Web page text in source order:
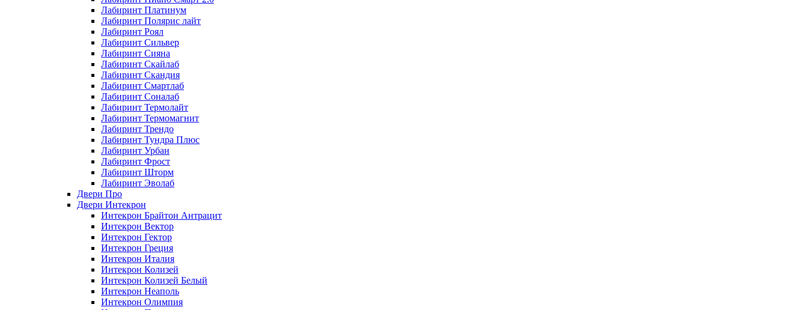
Лабиринт Платинум
Лабиринт Полярис лайт
Лабиринт Роял
Лабиринт Сильвер
Лабиринт Сияна
Лабиринт Скайлаб
Лабиринт Скандия
Лабиринт Смартлаб
Лабиринт Соналаб
Лабиринт Термолайт
Лабиринт Термомагнит
Лабиринт Трендо
Лабиринт Тундра Плюс
Лабиринт Урбан
Лабиринт Фрост
Лабиринт Шторм
Лабиринт Эволаб
Двери Про
Двери Интекрон
Интекрон Брайтон Антрацит
Интекрон Вектор
Интекрон Гектор
Интекрон Греция
Интекрон Италия
Интекрон Колизей
Интекрон Колизей Белый
Интекрон Неаполь
Интекрон Олимпия